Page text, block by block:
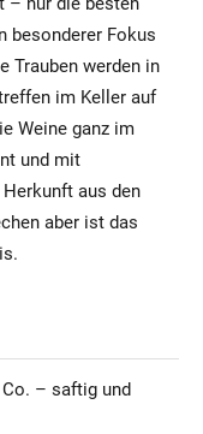
besonderer Fokus
Trauben werden in
im Keller auf
Weine ganz im
und mit
aus den
aber ist das
– saftig und